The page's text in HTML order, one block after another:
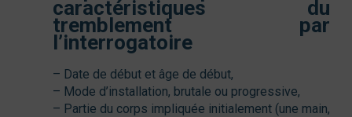
caractéristiques du
tremblement par
l’interrogatoire
– Date de début et âge de début,
– Mode d’installation, brutale ou progressive,
– Partie du corps impliquée initialement (une main,